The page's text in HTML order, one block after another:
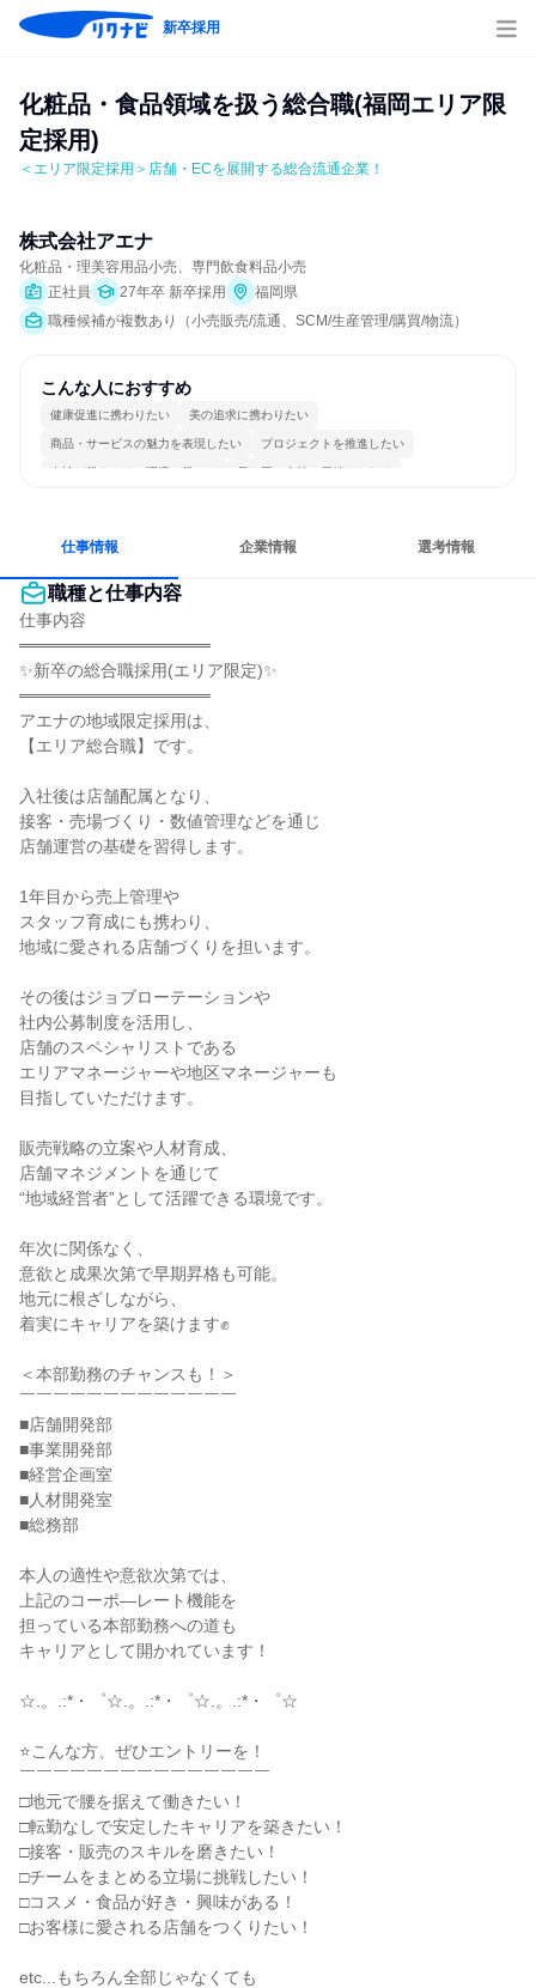
新卒採用
化粧品・食品領域を扱う総合職(福岡エリア限
定採用)
＜エリア限定採用＞店舗・ECを展開する総合流通企業！
株式会社アエナ
化粧品・理美容用品小売、専門飲食料品小売
正社員
27年卒 新卒採用
福岡県
職種候補が複数あり（小売販売/流通、SCM/生産管理/購買/物流）
こんな人におすすめ
健康促進に携わりたい 美の追求に携わりたい
商品・サービスの魅力を表現したい プロジェクトを推進したい
女性が働きやすい環境で働ける 長く同じ会社に居続けられる
仕事情報 企業情報 選考情報
職種と仕事内容
仕事内容
════════════════
✨新卒の総合職採用(エリア限定)✨
════════════════
アエナの地域限定採用は、
【エリア総合職】です。
入社後は店舗配属となり、
接客・売場づくり・数値管理などを通じ
店舗運営の基礎を習得します。
1年目から売上管理や
スタッフ育成にも携わり、
地域に愛される店舗づくりを担います。
その後はジョブローテーションや
社内公募制度を活用し、
店舗のスペシャリストである
エリアマネージャーや地区マネージャーも
目指していただけます。
販売戦略の立案や人材育成、
店舗マネジメントを通じて
“地域経営者”として活躍できる環境です。
年次に関係なく、
意欲と成果次第で早期昇格も可能。
地元に根ざしながら、
着実にキャリアを築けます✊
＜本部勤務のチャンスも！＞
￣￣￣￣￣￣￣￣￣￣￣￣￣
■店舗開発部
■事業開発部
■経営企画室
■人材開発室
■総務部
本人の適性や意欲次第では、
上記のコーポ―レート機能を
担っている本部勤務への道も
キャリアとして開かれています！
☆.。.:*・゜☆.。.:*・゜☆.。.:*・゜☆
⭐こんな方、ぜひエントリーを！
￣￣￣￣￣￣￣￣￣￣￣￣￣￣￣
□地元で腰を据えて働きたい！
□転勤なしで安定したキャリアを築きたい！
□接客・販売のスキルを磨きたい！
□チームをまとめる立場に挑戦したい！
□コスメ・食品が好き・興味がある！
□お客様に愛される店舗をつくりたい！
etc...もちろん全部じゃなくても